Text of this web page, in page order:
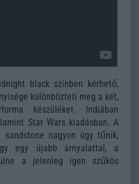
black színben kérhető,
különbözteti meg a két,
készüléket. Indiában
Star Wars kiadásban. A
nagyon úgy tűnik,
egy újabb árnyalattal, a
a jelenleg igen szűkös